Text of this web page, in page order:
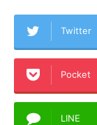
Twitter
Pocket
LINE